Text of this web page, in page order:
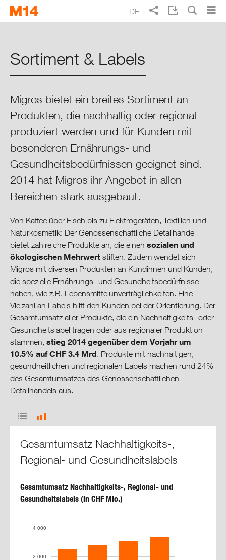
Skip
to
Skip
to
Täglich besser leben
Integrierter Lagebericht
Migros im Überblick
Migros im Kontext
Finanzen
Umwelt
Produktion & Konsum
Nachhaltige Beschaffung
Herstellungs­bedingungen
Produkt­verantwortung
Ausblick & Ziele
Download-Center
DE
Sortiment & Labels
Migros bietet ein breites Sortiment an
Produkten, die nachhaltig oder regional
produziert werden und für Kunden mit
besonderen Ernährungs- und
Gesundheitsbedürfnissen geeignet sind.
2014 hat Migros ihr Angebot in allen
Bereichen stark ausgebaut.
Von Kaffee über Fisch bis zu Elektrogeräten, Textilien und
Naturkosmetik: Der Genossenschaftliche Detailhandel
bietet zahlreiche Produkte an, die einen sozialen und
ökologischen Mehrwert stiften. Zudem wendet sich
Migros mit diversen Produkten an Kundinnen und Kunden,
die spezielle Ernährungs- und Gesundheitsbedürfnisse
haben, wie z.B. Lebensmittelunverträglichkeiten. Eine
Vielzahl an Labels hilft den Kunden bei der Orientierung. Der
Gesamtumsatz aller Produkte, die ein Nachhaltigkeits- oder
Gesundheitslabel tragen oder aus regionaler Produktion
stammen, stieg 2014 gegenüber dem Vorjahr um
10.5% auf CHF 3.4 Mrd. Produkte mit nachhaltigen,
gesundheitlichen und regionalen Labels machen rund 24%
des Gesamtumsatzes des Genossenschaftlichen
Detailhandels aus.
Gesamtumsatz Nachhaltigkeits-,
Regional- und Gesundheitslabels
Gesamtumsatz Nachhaltigkeits-, Regional- und
Gesundheitslabels (in CHF Mio.)
2 000
4 000